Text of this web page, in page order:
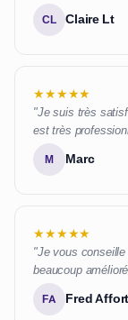
CL Claire Lt
★★★★★
"Je suis très
est très
M Marc
★★★★★
"Je vous
beaucoup
FA Fred